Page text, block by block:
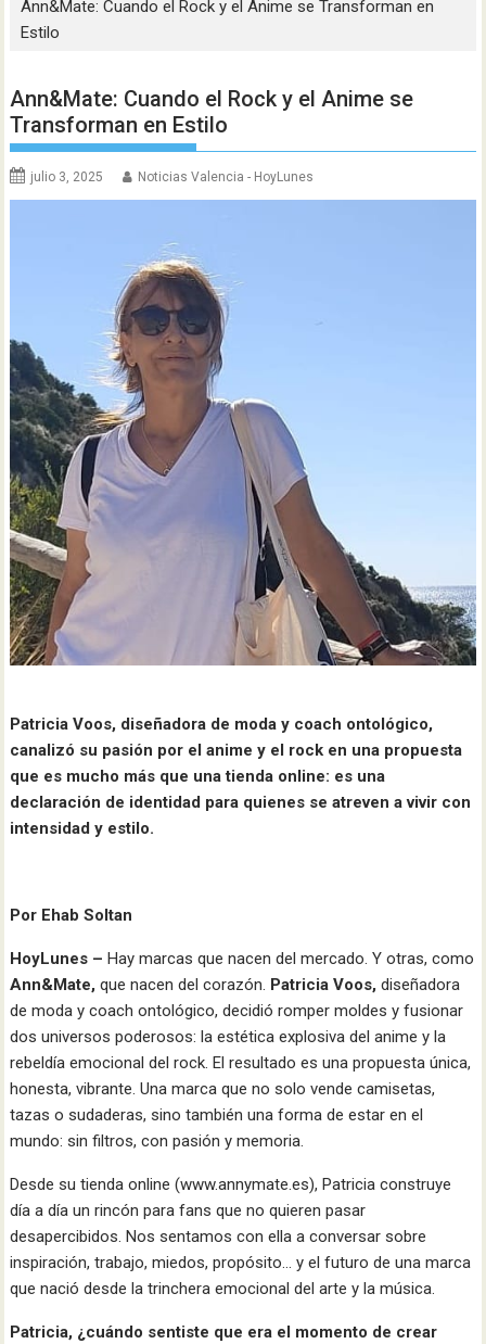
Ann&Mate: Cuando el Rock y el Anime se Transforman en
Estilo
Ann&Mate: Cuando el Rock y el Anime se
Transforman en Estilo
julio 3, 2025 Noticias Valencia - HoyLunes
Patricia Voos, diseñadora de moda y coach ontológico,
canalizó su pasión por el anime y el rock en una propuesta
que es mucho más que una tienda online: es una
declaración de identidad para quienes se atreven a vivir con
intensidad y estilo.
Por Ehab Soltan
HoyLunes – Hay marcas que nacen del mercado. Y otras, como
Ann&Mate, que nacen del corazón. Patricia Voos, diseñadora
de moda y coach ontológico, decidió romper moldes y fusionar
dos universos poderosos: la estética explosiva del anime y la
rebeldía emocional del rock. El resultado es una propuesta única,
honesta, vibrante. Una marca que no solo vende camisetas,
tazas o sudaderas, sino también una forma de estar en el
mundo: sin filtros, con pasión y memoria.
Desde su tienda online (www.annymate.es), Patricia construye
día a día un rincón para fans que no quieren pasar
desapercibidos. Nos sentamos con ella a conversar sobre
inspiración, trabajo, miedos, propósito… y el futuro de una marca
que nació desde la trinchera emocional del arte y la música.
Patricia, ¿cuándo sentiste que era el momento de crear